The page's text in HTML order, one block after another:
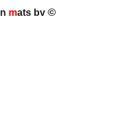
mats bv ©